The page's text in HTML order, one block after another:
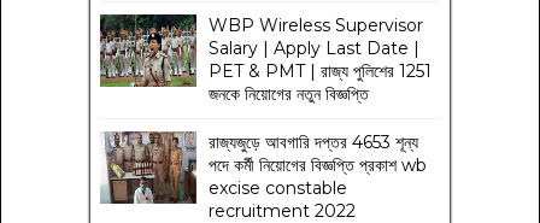
WBP Wireless Supervisor
Salary | Apply Last Date |
PET & PMT | রাজ্য পুলিশের 1251
জনকে নিয়োগের নতুন বিজ্ঞপ্তি
রাজ্যজুড়ে আবগারি দপ্তর 4653 শূন্য
পদে কর্মী নিয়োগের বিজ্ঞপ্তি প্রকাশ wb
excise constable
recruitment 2022